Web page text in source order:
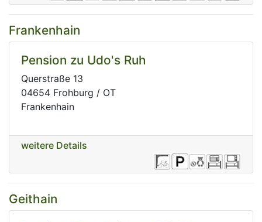
Frankenhain
Pension zu Udo's Ruh
Querstraße 13
04654 Frohburg / OT
Frankenhain
weitere Details
Geithain